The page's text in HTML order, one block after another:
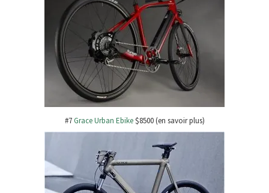
#7Grace Urban Ebike$8500 (en savoir plus)